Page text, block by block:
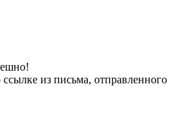
из письма, отправленного